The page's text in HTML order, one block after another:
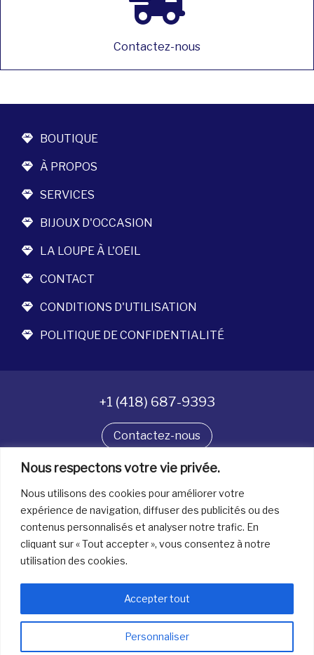
Nous respectons votre vie privée.
Nous utilisons des cookies pour améliorer votre
expérience de navigation, diffuser des publicités ou des
contenus personnalisés et analyser notre trafic. En
cliquant sur « Tout accepter », vous consentez à notre
utilisation des cookies.
Personnaliser
Accepter tout
Contactez-nous
BOUTIQUE
À PROPOS
SERVICES
BIJOUX D'OCCASION
LA LOUPE À L'OEIL
CONTACT
CONDITIONS D'UTILISATION
POLITIQUE DE CONFIDENTIALITÉ
+1 (418) 687-9393
Contactez-nous
Suivez-nous
Tous droits réservés. © La boîte à bijoux 2026